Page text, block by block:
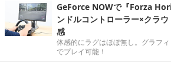
GeForce NOWで『Forza
ンドルコントローラー×クラ
感
体感的にラグはほぼ無し。グラフ
でプレイ可能！